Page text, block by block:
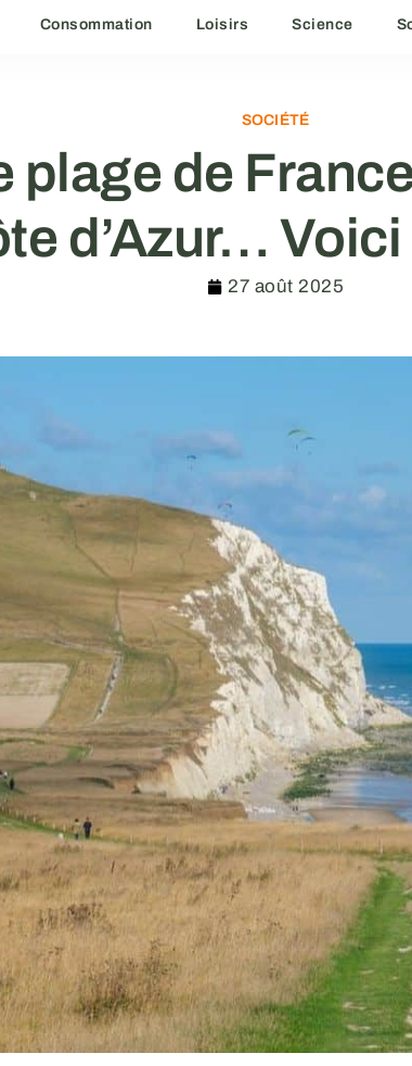
Consommation Loisirs Science
SOCIÉTÉ
plage de
d’Azur…
27 août 2025